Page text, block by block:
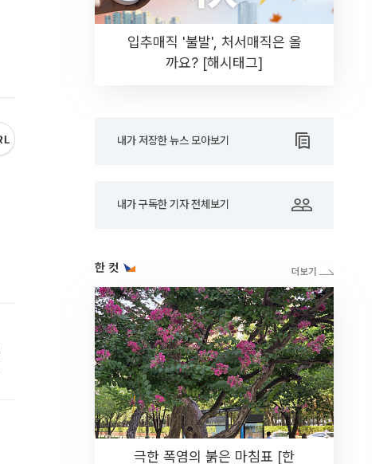
입추매직 '불발', 처서매직은 올
까요? [해시태그]
내가 저장한 뉴스 모아보기
내가 구독한 기자 전체보기
한 컷
극한 폭염의 붉은 마침표 [한